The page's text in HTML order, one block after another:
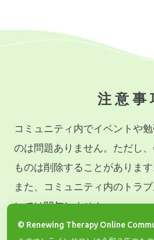
注 意 事
コミュニティ内でイベントや
のは問題ありません。ただし
ものは削除することがあります
また、コミュニティ内のトラ
ンでは関与しません。
© Renewing Therapy Online